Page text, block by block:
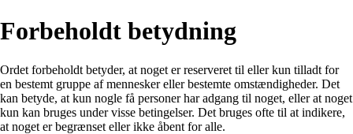
Forbeholdt betydning
Ordet forbeholdt betyder, at noget er reserveret til eller kun tilladt for
en bestemt gruppe af mennesker eller bestemte omstændigheder. Det
kan betyde, at kun nogle få personer har adgang til noget, eller at noget
kun kan bruges under visse betingelser. Det bruges ofte til at indikere,
at noget er begrænset eller ikke åbent for alle.